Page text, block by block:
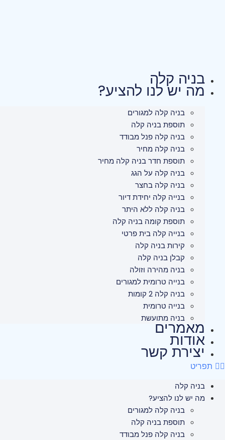
בניה קלה
מה יש לנו להציע?
בניה קלה למגורים
תוספת בניה קלה
בניה קלה פנל מבודד
בניה קלה מחיר
תוספת חדר בניה קלה מחיר
בניה קלה על הגג
בניה קלה בחצר
בנייה קלה יחידת דיור
בניה קלה ללא היתר
תוספת קומה בניה קלה
בנייה קלה בית פרטי
קירות בניה קלה
קבלן בניה קלה
בניה מהירה וזולה
בנייה טרומית למגורים
בניה קלה 2 קומות
בנייה טרומית
בניה מתועשת
מאמרים
אודות
יצירת קשר
תפריט
בניה קלה
מה יש לנו להציע?
בניה קלה למגורים
תוספת בניה קלה
בניה קלה פנל מבודד